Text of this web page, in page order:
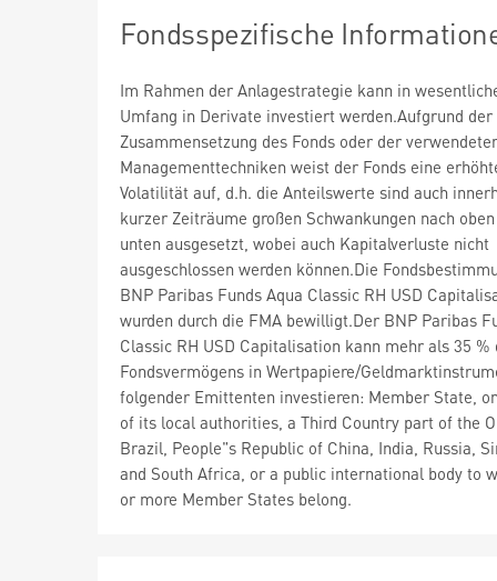
Fondsspezifische
Im Rahmen der Anlagestrategie kann in
Umfang in Derivate investiert werden.Aufgrund der
Zusammensetzung des Fonds oder der
Managementtechniken weist der Fonds eine
Volatilität auf, d.h. die Anteilswerte sind auch
kurzer Zeiträume großen Schwankungen nach
unten ausgesetzt, wobei auch Kapitalverluste nicht
ausgeschlossen werden können.Die
BNP Paribas Funds Aqua Classic RH USD
wurden durch die FMA bewilligt.Der BNP Paribas
Classic RH USD Capitalisation kann mehr als 35 %
Fondsvermögens in Wertpapiere/
folgender Emittenten investieren: Member State,
of its local authorities, a Third Country part of the
Brazil, People"s Republic of China, India, Russia,
and South Africa, or a public international body to
or more Member States belong.